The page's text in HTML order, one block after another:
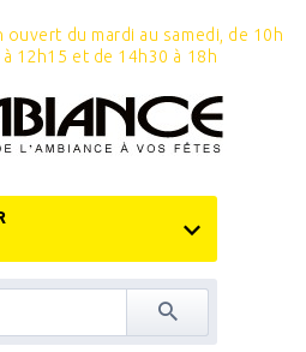
ouvert du mardi au samedi, de 10h
à 12h15 et de 14h30 à 18h